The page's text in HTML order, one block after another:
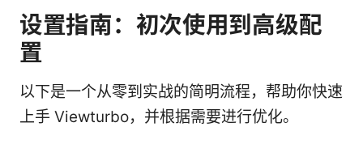
设置指南：初次使用到高级配
置
以下是一个从零到实战的简明流程，帮助你快速
上手 Viewturbo，并根据需要进行优化。